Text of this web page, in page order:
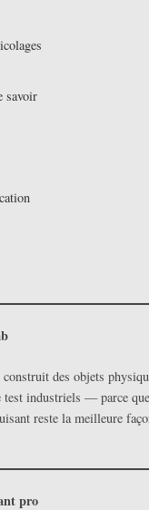
savoir
des objets
test industriels — parce
reste la meilleure
pro